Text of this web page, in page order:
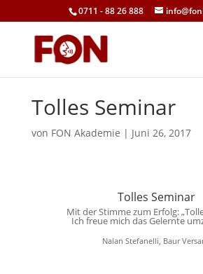
0711 - 88 26 888
Tolles Seminar
von FON Akademie | Juni 26, 2017
Tolles Seminar
Mit der Stimme zum Erfolg:
Ich freue mich das Gelernte
Nalan Stefanelli, Baur